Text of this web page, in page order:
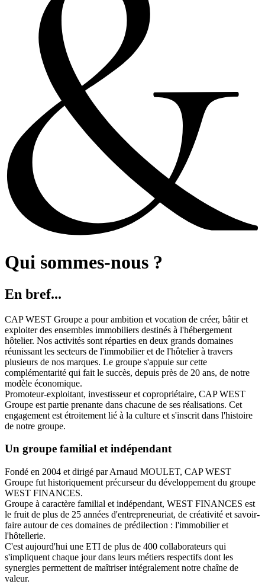
Qui sommes-nous ?
En bref...
CAP WEST Groupe a pour ambition et vocation de créer, bâtir et
exploiter des ensembles immobiliers destinés à l'hébergement
hôtelier. Nos activités sont réparties en deux grands domaines
réunissant les secteurs de l'immobilier et de l'hôtelier à travers
plusieurs de nos marques. Le groupe s'appuie sur cette
complémentarité qui fait le succès, depuis près de 20 ans, de notre
modèle économique.
Promoteur-exploitant, investisseur et copropriétaire, CAP WEST
Groupe est partie prenante dans chacune de ses réalisations. Cet
engagement est étroitement lié à la culture et s'inscrit dans l'histoire
de notre groupe.
Un groupe familial et indépendant
Fondé en 2004 et dirigé par Arnaud MOULET, CAP WEST
Groupe fut historiquement précurseur du développement du groupe
WEST FINANCES.
Groupe à caractère familial et indépendant, WEST FINANCES est
le fruit de plus de 25 années d'entrepreneuriat, de créativité et savoir-
faire autour de ces domaines de prédilection : l'immobilier et
l'hôtellerie.
C'est aujourd'hui une ETI de plus de 400 collaborateurs qui
s'impliquent chaque jour dans leurs métiers respectifs dont les
synergies permettent de maîtriser intégralement notre chaîne de
valeur.